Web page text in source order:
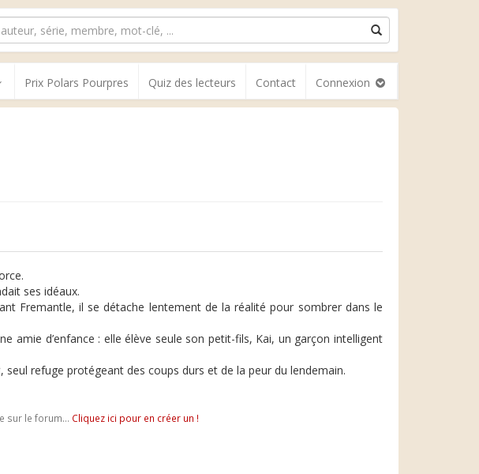
Prix Polars Pourpres Quiz des lecteurs Contact Connexion
ses idéaux.
Fremantle, il se détache lentement de la réalité pour sombrer dans le
amie d’enfance : elle élève seule son petit-fils, Kai, un garçon intelligent
refuge protégeant des coups durs et de la peur du lendemain.
sur le forum... Cliquez ici pour en créer un !